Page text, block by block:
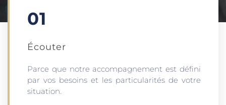
01
Écouter​
Parce que notre accompagnement est défini
par vos besoins et les particularités de votre
situation.